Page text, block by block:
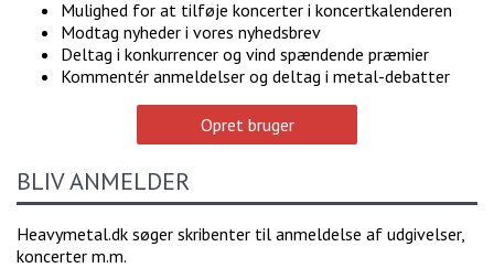
Mulighed for at tilføje koncerter i koncertkalenderen
Modtag nyheder i vores nyhedsbrev
Deltag i konkurrencer og vind spændende præmier
Kommentér anmeldelser og deltag i metal-debatter
Opret bruger
BLIV ANMELDER
Heavymetal.dk søger skribenter til anmeldelse af udgivelser,
koncerter m.m.